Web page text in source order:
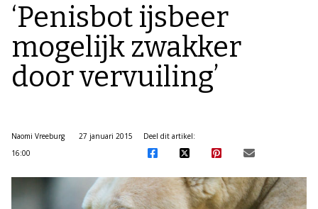
‘Penisbot ijsbeer
mogelijk zwakker
door vervuiling’
Naomi Vreeburg
27 januari 2015
16:00
Deel dit artikel: